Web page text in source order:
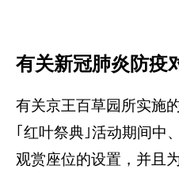
有关新冠肺炎防疫
有关京王百草园所实施
｢红叶祭典｣活动期间中
观赏座位的设置，并且